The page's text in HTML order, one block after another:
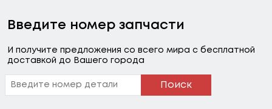
Введите номер запчасти
И получите предложения со всего мира с бесплатной
доставкой до Вашего города
Поиск